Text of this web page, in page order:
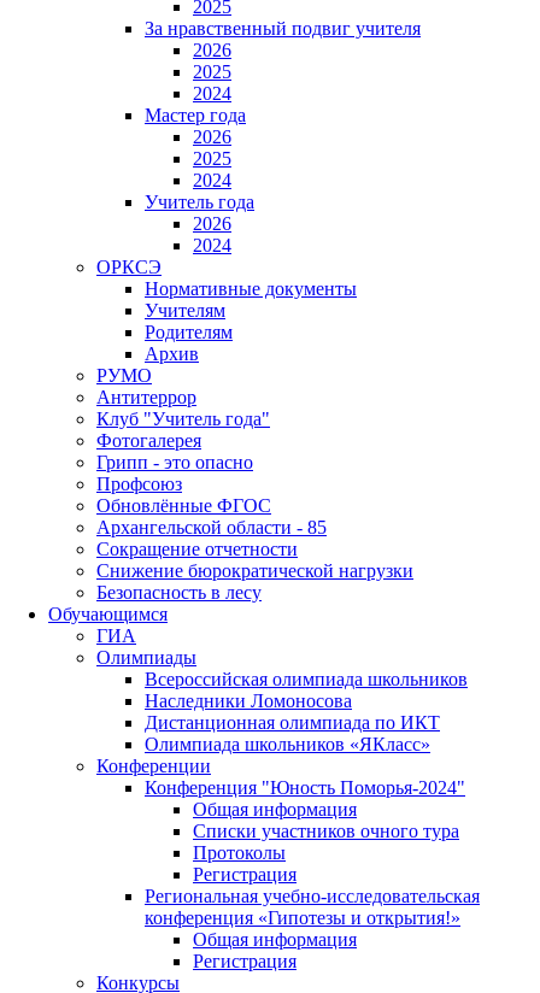
2025
За нравственный подвиг учителя
2026
2025
2024
Мастер года
2026
2025
2024
Учитель года
2026
2024
ОРКСЭ
Нормативные документы
Учителям
Родителям
Архив
РУМО
Антитеррор
Клуб "Учитель года"
Фотогалерея
Грипп - это опасно
Профсоюз
Обновлённые ФГОС
Архангельской области - 85
Сокращение отчетности
Снижение бюрократической нагрузки
Безопасность в лесу
Обучающимся
ГИА
Олимпиады
Всероссийская олимпиада школьников
Наследники Ломоносова
Дистанционная олимпиада по ИКТ
Олимпиада школьников «ЯКласс»
Конференции
Конференция "Юность Поморья-2024"
Общая информация
Списки участников очного тура
Протоколы
Регистрация
Региональная учебно-исследовательская
конференция «Гипотезы и открытия!»
Общая информация
Регистрация
Конкурсы